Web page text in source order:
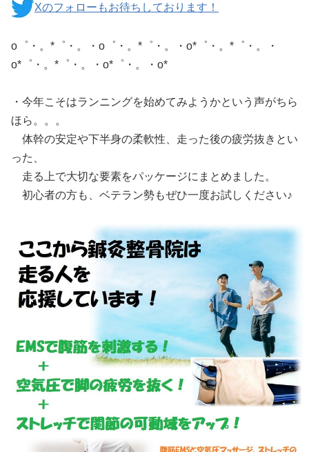
Xのフォローもお待ちしております！
o゜・。*゜・。・o゜・。*゜・。・o*゜・。*゜・。・
o*゜・。*゜・。・o*゜・。・o*
・今年こそはランニングを始めてみようかという声がちら
ほら。。。
体幹の安定や下半身の柔軟性、走った後の疲労抜きとい
った、
走る上で大切な要素をパッケージにまとめました。
初心者の方も、ベテラン勢もぜひ一度お試しください♪